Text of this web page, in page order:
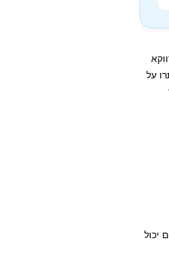
על
בסוף הטרק כי באתיופיה כמו באתיופיה, טיול של 4 ימים יכול